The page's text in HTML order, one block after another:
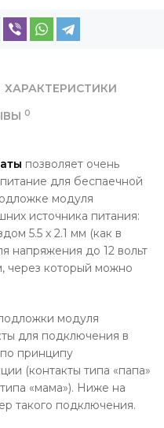
ХАРАКТЕРИСТИКИ
0
позволяет очень
для беспаечной
модуля
источника питания:
5.5 x 2.1 мм (как в
напряжения до 12 вольт
через который можно
модуля
для подключения в
принципу
(контакты типа «папа»
«мама»). Ниже на
такого подключения.